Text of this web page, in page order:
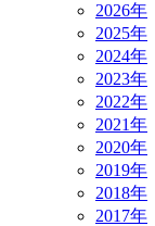
2026年
2025年
2024年
2023年
2022年
2021年
2020年
2019年
2018年
2017年